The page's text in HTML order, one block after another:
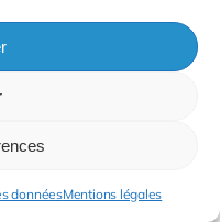
donnéesMentions légales